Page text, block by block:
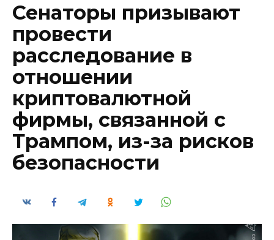
Сенаторы призывают
провести
расследование в
отношении
криптовалютной
фирмы, связанной с
Трампом, из-за рисков
безопасности